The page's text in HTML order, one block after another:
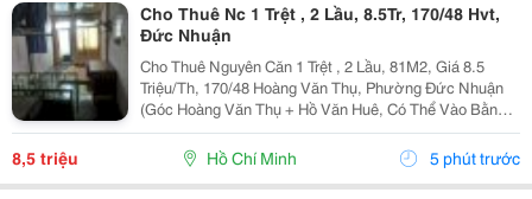
Cho Thuê Nc 1 Trệt , 2 Lầu, 8.5Tr, 170/48 Hvt,
Đức Nhuận
Cho Thuê Nguyên Căn 1 Trệt , 2 Lầu, 81M2, Giá 8.5
Triệu/Th, 170/48 Hoàng Văn Thụ, Phường Đức Nhuận
(Góc Hoàng Văn Thụ + Hồ Văn Huê, Có Thể Vào Bằng
Hẽm 44 Hồ Văn Huê) Nội Thất Đầy Đủ: 2 Máy Lạnh, 2
Máy Nước Nóng, 1 Bồn Tắm, Điện Nước Chính. Gần...
8,5 triệu Hồ Chí Minh 5 phút trước